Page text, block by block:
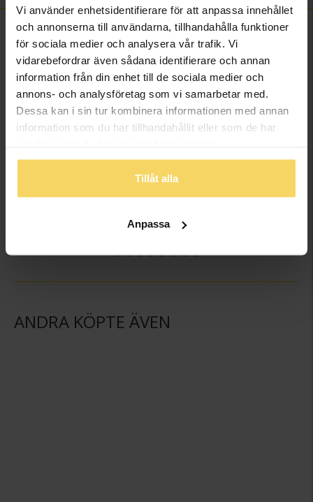
Vi använder enhetsidentifierare för att anpassa innehållet
och annonserna till användarna, tillhandahålla funktioner
för sociala medier och analysera vår trafik. Vi
vidarebefordrar även sådana identifierare och annan
information från din enhet till de sociala medier och
annons- och analysföretag som vi samarbetar med.
Dessa kan i sin tur kombinera informationen med annan
information som du har tillhandahållit eller som de har
Tillåt alla
Anpassa
FINNS OCKSÅ SOM
Presentask
Presentask
ANDRA KÖPTE ÄVEN